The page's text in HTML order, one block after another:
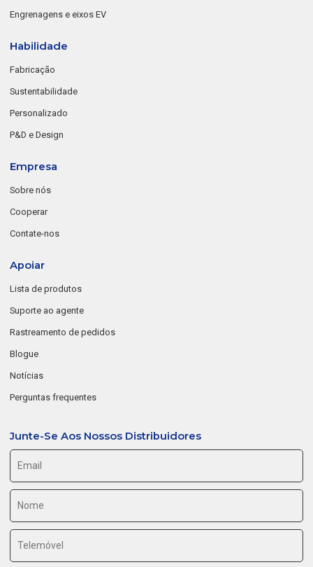
Engrenagens e eixos EV
Habilidade
Fabricação
Sustentabilidade
Personalizado
P&D e Design
Empresa
Sobre nós
Cooperar
Contate-nos
Apoiar
Lista de produtos
Suporte ao agente
Rastreamento de pedidos
Blogue
Notícias
Perguntas frequentes
Junte-Se Aos Nossos Distribuidores